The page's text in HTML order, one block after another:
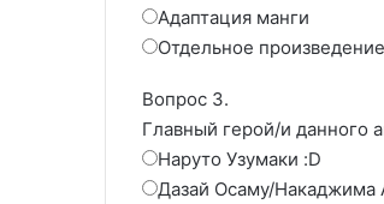
Адаптация манги
Отдельное произведение
Вопрос 3.
Главный герой/и данного
Наруто Узумаки :D
Дазай Осаму/Накаджима